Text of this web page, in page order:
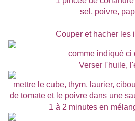
sel, poivre,
Couper et hacher les
comme indiqué ci
Verser l'huile,
mettre le cube, thym, laurier,
de tomate et le poivre dans une
1 à 2 minutes en